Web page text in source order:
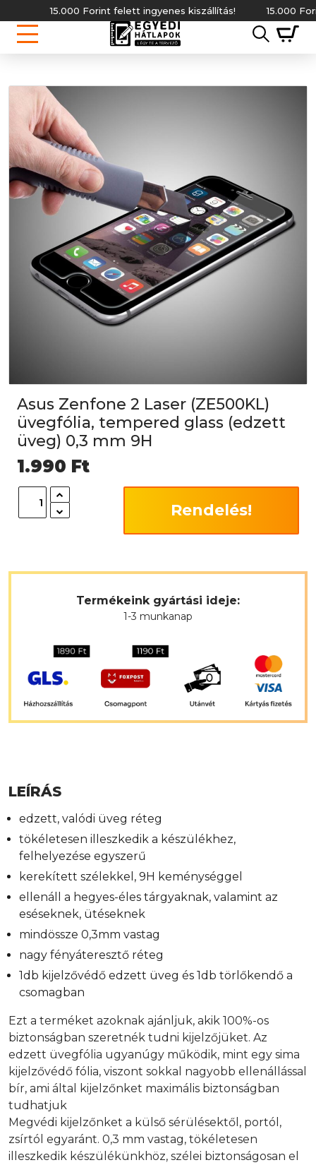
15.000 Forint felett ingyenes kiszállítás! 15.000
Asus Zenfone 2 Laser (ZE500KL)
üvegfólia, tempered glass (edzett
üveg) 0,3 mm 9H
1.990 Ft
Rendelés!
Termékeink gyártási ideje:
1-3 munkanap
LEÍRÁS
edzett, valódi üveg réteg
tökéletesen illeszkedik a készülékhez,
felhelyezése egyszerű
kerekített szélekkel, 9H keménységgel
ellenáll a hegyes-éles tárgyaknak, valamint az
eséseknek, ütéseknek
mindössze 0,3mm vastag
nagy fényáteresztő réteg
1db kijelzővédő edzett üveg és 1db törlőkendő a
csomagban
Ezt a terméket azoknak ajánljuk, akik 100%-os
biztonságban szeretnék tudni kijelzőjüket. Az
edzett üvegfólia ugyanúgy működik, mint egy sima
kijelzővédő fólia, viszont sokkal nagyobb ellenállással
bír, ami által kijelzőnket maximális biztonságban
tudhatjuk
Megvédi kijelzőnket a külső sérülésektől, portól,
zsírtól egyaránt. 0,3 mm vastag, tökéletesen
illeszkedik készülékünkhöz, szélei biztonságosan el